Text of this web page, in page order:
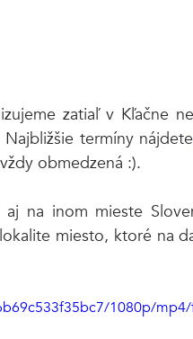
zatiaľ v Kľačne
termíny nájdete
obmedzená :).
na inom mieste
miesto, ktoré na
1080p/